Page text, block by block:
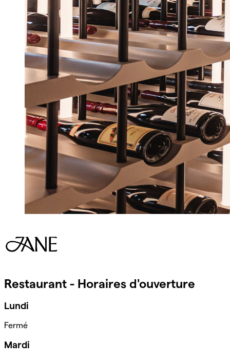
Restaurant - Horaires d'ouverture
Lundi
Fermé
Mardi